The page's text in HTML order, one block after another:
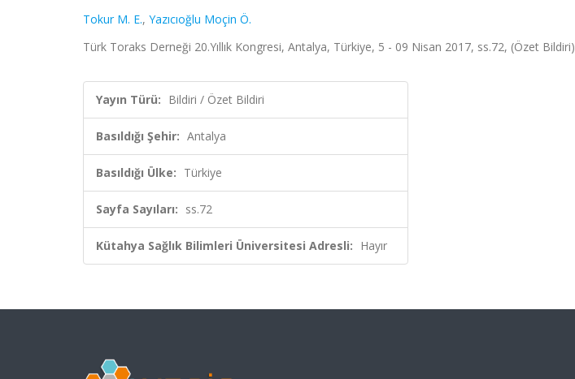
Tokur M. E., Yazıcıoğlu Moçin Ö.
Türk Toraks Derneği 20.Yıllık Kongresi, Antalya, Türkiye, 5 - 09 Nisan 2017, ss.72, (Özet Bildiri)
Yayın Türü: Bildiri / Özet Bildiri
Basıldığı Şehir: Antalya
Basıldığı Ülke: Türkiye
Sayfa Sayıları: ss.72
Kütahya Sağlık Bilimleri Üniversitesi Adresli: Hayır